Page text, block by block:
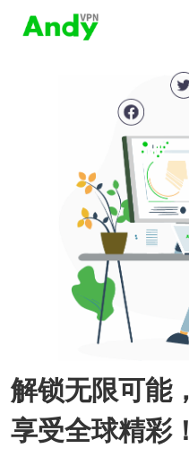
解锁无限可能，
享受全球精彩！